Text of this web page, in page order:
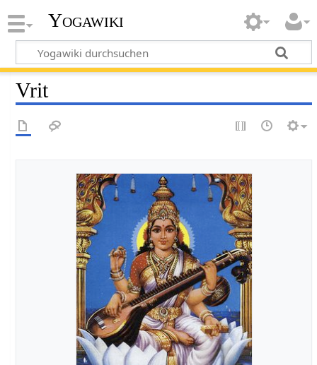
Yogawiki
Vrit